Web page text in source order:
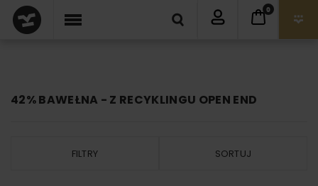
0
42% BAWEŁNA - Z RECYKLINGU OPEN END
FILTRY SORTUJ